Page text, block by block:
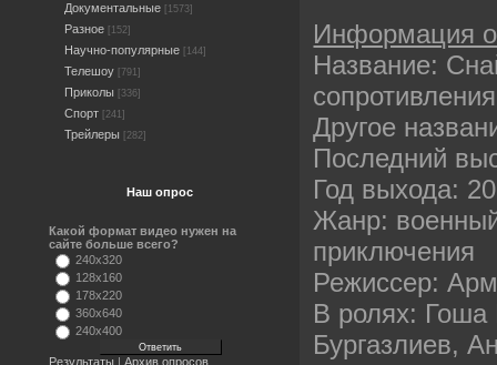
Документальные [1573]
Разное [152]
Научно-популярные [144]
Телешоу [791]
Приколы [336]
Спорт [241]
Трейлеры [282]
Наш опрос
Какой формат видео нужен на
сайте больше всего?
240x320
128x160
178x220
360x640
240x400
Результаты |Архив опросов
Информация
Название:
сопротивления
Другое
Последний
Год выхода:
Жанр:
приключения
Режиссер:
В ролях: Гоша
Бургазлиев,